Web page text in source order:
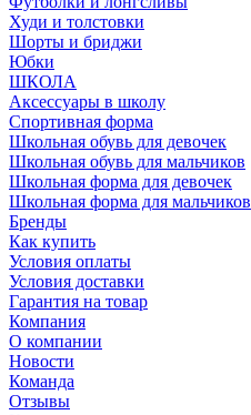
Худи и толстовки
Шорты и бриджи
Юбки
ШКОЛА
Аксессуары в школу
Спортивная форма
Школьная обувь для девочек
Школьная обувь для мальчиков
Школьная форма для девочек
Школьная форма для мальчиков
Бренды
Как купить
Условия оплаты
Условия доставки
Гарантия на товар
Компания
О компании
Новости
Команда
Отзывы